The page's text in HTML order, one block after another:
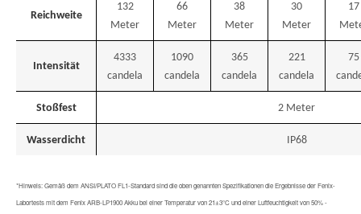
Reichweite
132
Meter
66
Meter
38
Meter
30
Meter
17
Intensität
4333
candela
1090
candela
365
candela
221
candela
75
Stoßfest 2 Meter
Wasserdicht IP68
*Hinweis: Gemäß dem ANSI/PLATO FL1-Standard sind die oben genannten Spezifikationen die Ergebnisse der Fenix-
Labortests mit dem Fenix ARB-LP1900 Akku bei einer Temperatur von 21±3°C und einer Luftfeuchtigkeit von 50% -